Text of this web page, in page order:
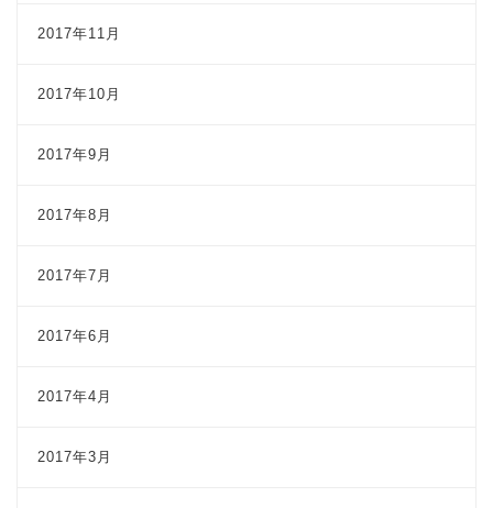
2017年11月
2017年10月
2017年9月
2017年8月
2017年7月
2017年6月
2017年4月
2017年3月